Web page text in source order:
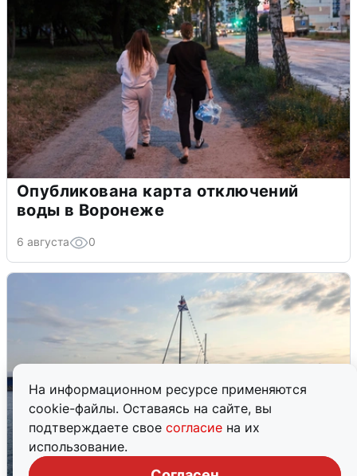
На информационном ресурсе применяются
cookie-файлы. Оставаясь на сайте, вы
подтверждаете свое согласие на их
использование.
Опубликована карта отключений
воды в Воронеже
6 августа 0